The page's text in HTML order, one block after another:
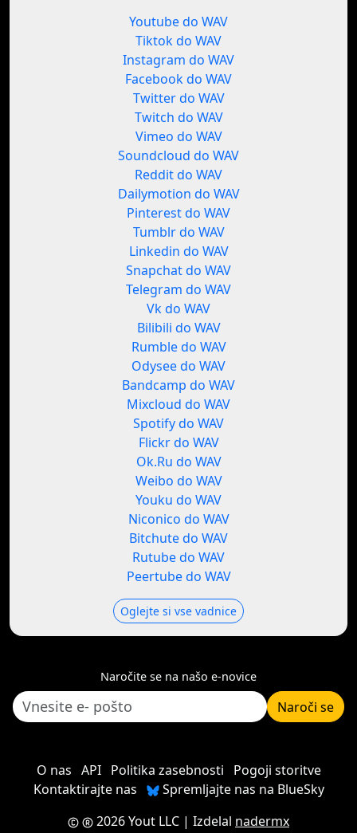
Youtube do WAV
Tiktok do WAV
Instagram do WAV
Facebook do WAV
Twitter do WAV
Twitch do WAV
Vimeo do WAV
Soundcloud do WAV
Reddit do WAV
Dailymotion do WAV
Pinterest do WAV
Tumblr do WAV
Linkedin do WAV
Snapchat do WAV
Telegram do WAV
Vk do WAV
Bilibili do WAV
Rumble do WAV
Odysee do WAV
Bandcamp do WAV
Mixcloud do WAV
Spotify do WAV
Flickr do WAV
Ok.Ru do WAV
Weibo do WAV
Youku do WAV
Niconico do WAV
Bitchute do WAV
Rutube do WAV
Peertube do WAV
Oglejte si vse vadnice
Naročite se na našo e-novice
Naroči se
O nas API Politika zasebnosti
Pogoji storitve
Kontaktirajte nas
Spremljajte nas na BlueSky
2026 Yout LLC | Izdelal nadermx